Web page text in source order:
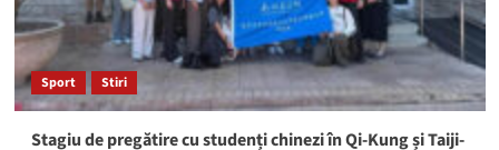
Sport Stiri
Stagiu de pregătire cu studenți chinezi în Qi-Kung și Taiji-